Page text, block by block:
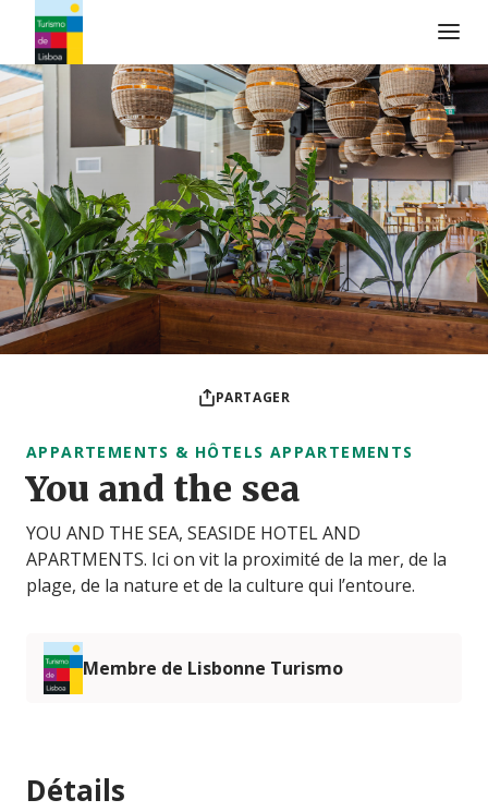
Logo de Turismo de Lisboa
PARTAGER
APPARTEMENTS & HÔTELS APPARTEMENTS
You and the sea
YOU AND THE SEA, SEASIDE HOTEL AND
APARTMENTS. Ici on vit la proximité de la mer, de la
plage, de la nature et de la culture qui l’entoure.
Membre de Lisbonne Turismo
Détails